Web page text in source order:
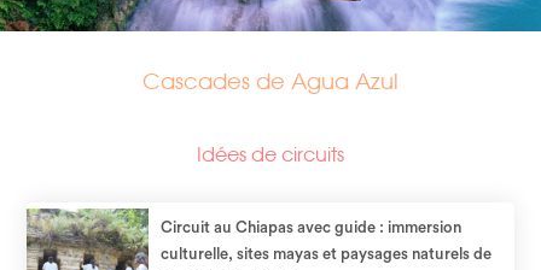
Cascades de Agua Azul
Idées de circuits
Circuit au Chiapas avec guide : immersion
culturelle, sites mayas et paysages naturels de